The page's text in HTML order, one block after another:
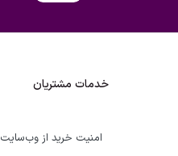
خدمات مشتریان
امنیت خرید از وب‌سایت